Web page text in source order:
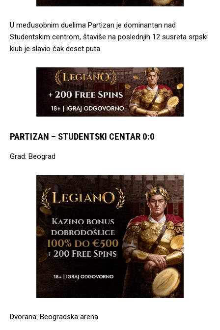
U međusobnim duelima Partizan je dominantan nad
Studentskim centrom, štaviše na poslednjih 12 susreta srpski
klub je slavio čak deset puta.
PARTIZAN – STUDENTSKI CENTAR 0:0
Grad: Beograd
Dvorana: Beogradska arena